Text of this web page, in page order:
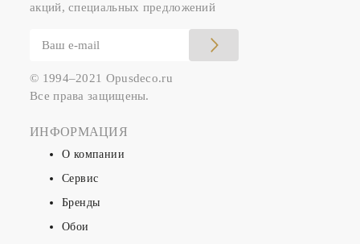
акций, специальных предложений
© 1994–2021 Opusdeco.ru
Все права защищены.
ИНФОРМАЦИЯ
О компании
Сервис
Бренды
Обои